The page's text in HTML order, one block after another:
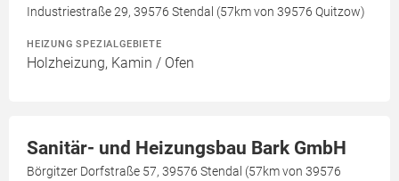
Industriestraße 29, 39576 Stendal (57km von 39576 Quitzow)
HEIZUNG SPEZIALGEBIETE
Holzheizung, Kamin / Ofen
Sanitär- und Heizungsbau Bark GmbH
Börgitzer Dorfstraße 57, 39576 Stendal (57km von 39576